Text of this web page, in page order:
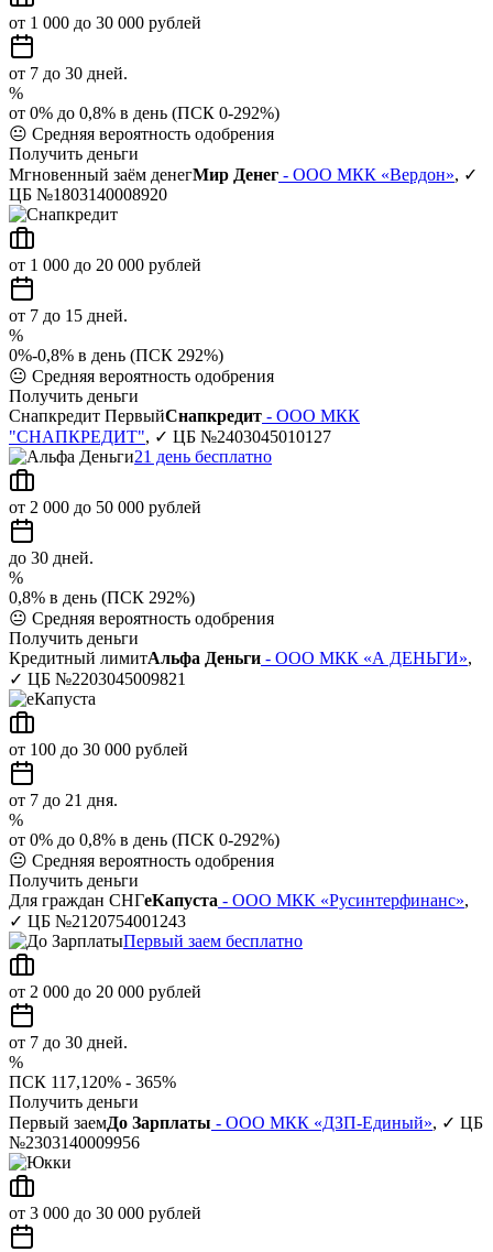
от 1 000 до 30 000 рублей
от 7 до 30 дней.
%
от 0% до 0,8% в день (ПСК 0-292%)
😐 Средняя вероятность одобрения
Получить деньги
Мгновенный заём денегМир Денег - ООО МКК «Вердон», ✓
ЦБ №1803140008920
от 1 000 до 20 000 рублей
от 7 до 15 дней.
%
0%-0,8% в день (ПСК 292%)
😐 Средняя вероятность одобрения
Получить деньги
Снапкредит ПервыйСнапкредит - ООО МКК
"СНАПКРЕДИТ", ✓ ЦБ №2403045010127
21 день бесплатно
от 2 000 до 50 000 рублей
до 30 дней.
%
0,8% в день (ПСК 292%)
😐 Средняя вероятность одобрения
Получить деньги
Кредитный лимитАльфа Деньги - ООО МКК «А ДЕНЬГИ»,
✓ ЦБ №2203045009821
от 100 до 30 000 рублей
от 7 до 21 дня.
%
от 0% до 0,8% в день (ПСК 0-292%)
😐 Средняя вероятность одобрения
Получить деньги
Для граждан СНГеКапуста - ООО МКК «Русинтерфинанс»,
✓ ЦБ №2120754001243
Первый заем бесплатно
от 2 000 до 20 000 рублей
от 7 до 30 дней.
%
ПСК 117,120% - 365%
Получить деньги
Первый заемДо Зарплаты - ООО МКК «ДЗП-Единый», ✓ ЦБ
№2303140009956
от 3 000 до 30 000 рублей